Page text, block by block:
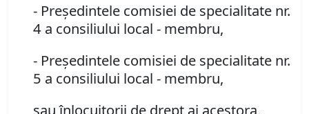
- Președintele comisiei de specialitate nr.
4 a consiliului local - membru,
- Președintele comisiei de specialitate nr.
5 a consiliului local - membru,
sau înlocuitorii de drept ai acestora,